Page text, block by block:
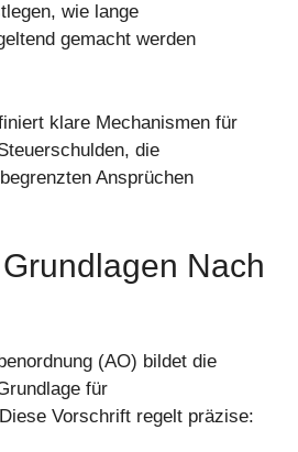
wie lange
gemacht werden
klare Mechanismen für
die
Ansprüchen
Nach
(AO) bildet die
für
Vorschrift regelt präzise: